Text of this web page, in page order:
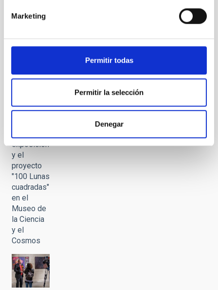
Marketing
Permitir todas
Permitir la selección
Denegar
Dumbbell
exposición
y el
proyecto
"100 Lunas
cuadradas"
en el
Museo de
la Ciencia
y el
Cosmos